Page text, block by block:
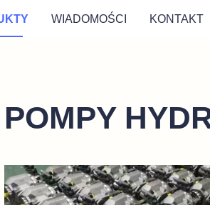
WIADOMOŚCI KONTAKT
POMPY